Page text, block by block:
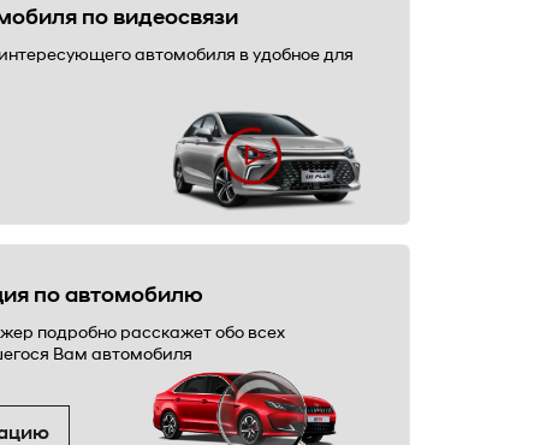
по видеосвязи
автомобиля в удобное для
по автомобилю
подробно расскажет обо всех
Вам автомобиля